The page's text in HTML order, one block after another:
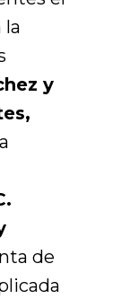
la
y
de